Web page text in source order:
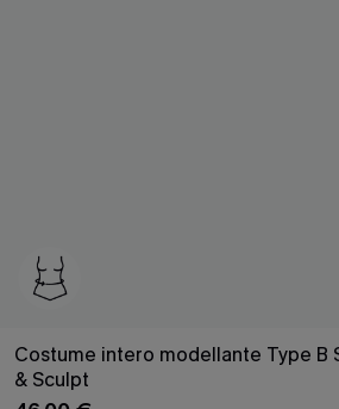
Costume intero modellante Type B
& Sculpt